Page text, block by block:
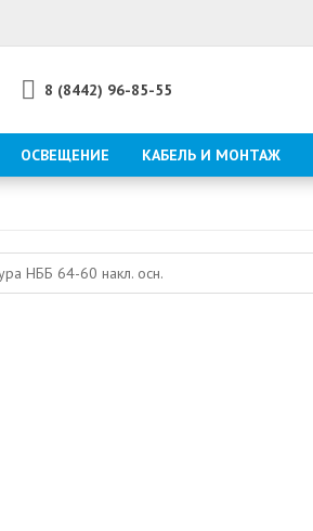
8 (8442) 96-85-55
ОСВЕЩЕНИЕ КАБЕЛЬ И МОНТАЖ